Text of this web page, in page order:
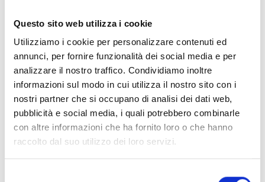
Questo sito web utilizza i cookie
Utilizziamo i cookie per personalizzare contenuti ed
annunci, per fornire funzionalità dei social media e per
analizzare il nostro traffico. Condividiamo inoltre
informazioni sul modo in cui utilizza il nostro sito con i
nostri partner che si occupano di analisi dei dati web,
pubblicità e social media, i quali potrebbero combinarle
con altre informazioni che ha fornito loro o che hanno
raccolto dal suo utilizzo dei loro servizi.
0063988
Collare Titan HD cG 1 1/4" 356
Per visualizzare i prezzi e acquistare, devi
effettuare il login.